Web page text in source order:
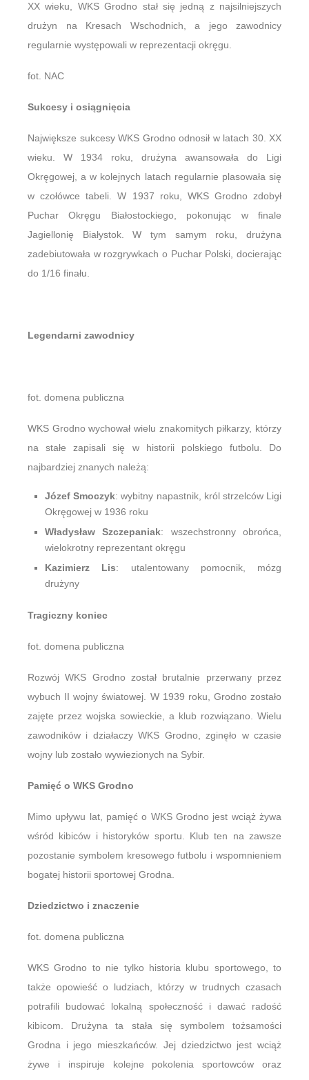
XX wieku, WKS Grodno stał się jedną z najsilniejszych
drużyn na Kresach Wschodnich, a jego zawodnicy
regularnie występowali w reprezentacji okręgu.
fot. NAC
Sukcesy i osiągnięcia
Największe sukcesy WKS Grodno odnosił w latach 30. XX
wieku. W 1934 roku, drużyna awansowała do Ligi
Okręgowej, a w kolejnych latach regularnie plasowała się
w czołówce tabeli. W 1937 roku, WKS Grodno zdobył
Puchar Okręgu Białostockiego, pokonując w finale
Jagiellonię Białystok. W tym samym roku, drużyna
zadebiutowała w rozgrywkach o Puchar Polski, docierając
do 1/16 finału.
Legendarni zawodnicy
fot. domena publiczna
WKS Grodno wychował wielu znakomitych piłkarzy, którzy
na stałe zapisali się w historii polskiego futbolu. Do
najbardziej znanych należą:
Józef Smoczyk: wybitny napastnik, król strzelców Ligi
Okręgowej w 1936 roku
Władysław Szczepaniak: wszechstronny obrońca,
wielokrotny reprezentant okręgu
Kazimierz Lis: utalentowany pomocnik, mózg
drużyny
Tragiczny koniec
fot. domena publiczna
Rozwój WKS Grodno został brutalnie przerwany przez
wybuch II wojny światowej. W 1939 roku, Grodno zostało
zajęte przez wojska sowieckie, a klub rozwiązano. Wielu
zawodników i działaczy WKS Grodno, zginęło w czasie
wojny lub zostało wywiezionych na Sybir.
Pamięć o WKS Grodno
Mimo upływu lat, pamięć o WKS Grodno jest wciąż żywa
wśród kibiców i historyków sportu. Klub ten na zawsze
pozostanie symbolem kresowego futbolu i wspomnieniem
bogatej historii sportowej Grodna.
Dziedzictwo i znaczenie
fot. domena publiczna
WKS Grodno to nie tylko historia klubu sportowego, to
także opowieść o ludziach, którzy w trudnych czasach
potrafili budować lokalną społeczność i dawać radość
kibicom. Drużyna ta stała się symbolem tożsamości
Grodna i jego mieszkańców. Jej dziedzictwo jest wciąż
żywe i inspiruje kolejne pokolenia sportowców oraz